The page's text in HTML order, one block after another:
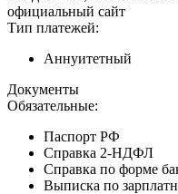
официальный сайт
Тип платежей:
Аннуитетный
Документы
Обязательные:
Паспорт РФ
Справка 2-НДФЛ
Справка по форме
Выписка по